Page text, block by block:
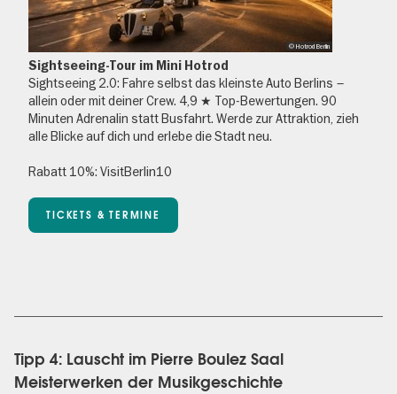
© Hotrod Berlin
Sightseeing-Tour im Mini Hotrod
Sightseeing 2.0: Fahre selbst das kleinste Auto Berlins –
allein oder mit deiner Crew. 4,9 ★ Top-Bewertungen. 90
Minuten Adrenalin statt Busfahrt. Werde zur Attraktion, zieh
alle Blicke auf dich und erlebe die Stadt neu.
Rabatt 10%: VisitBerlin10
TICKETS & TERMINE
Tipp 4: Lauscht im Pierre Boulez Saal
Meisterwerken der Musikgeschichte